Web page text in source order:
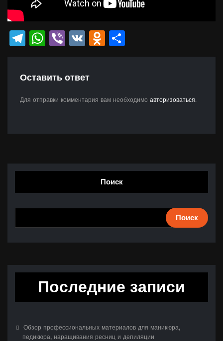
Telegram
WhatsApp
Viber
VK Odnoklassniki
Оставить ответ
Для отправки комментария вам необходимо авторизоваться.
Поиск
Поиск
Последние записи
Обзор профессиональных материалов для маникюра,
педикюра, наращивания ресниц и депиляции